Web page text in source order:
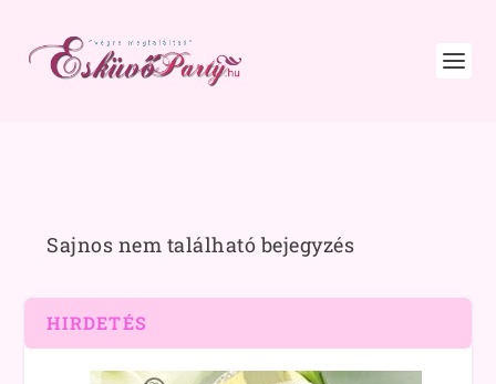
Sajnos nem található bejegyzés
HIRDETÉS